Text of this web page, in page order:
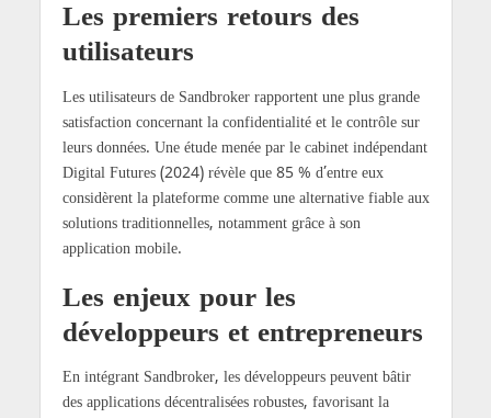
Les premiers retours des
utilisateurs
Les utilisateurs de Sandbroker rapportent une plus grande
satisfaction concernant la confidentialité et le contrôle sur
leurs données. Une étude menée par le cabinet indépendant
Digital Futures (2024) révèle que 85 % d’entre eux
considèrent la plateforme comme une alternative fiable aux
solutions traditionnelles, notamment grâce à son
application mobile.
Les enjeux pour les
développeurs et entrepreneurs
En intégrant Sandbroker, les développeurs peuvent bâtir
des applications décentralisées robustes, favorisant la